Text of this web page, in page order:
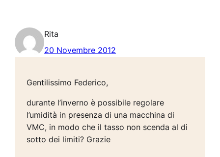
Rita
20 Novembre 2012
Gentilissimo Federico,
durante l’inverno è possibile regolare
l’umidità in presenza di una macchina di
VMC, in modo che il tasso non scenda al di
sotto dei limiti? Grazie